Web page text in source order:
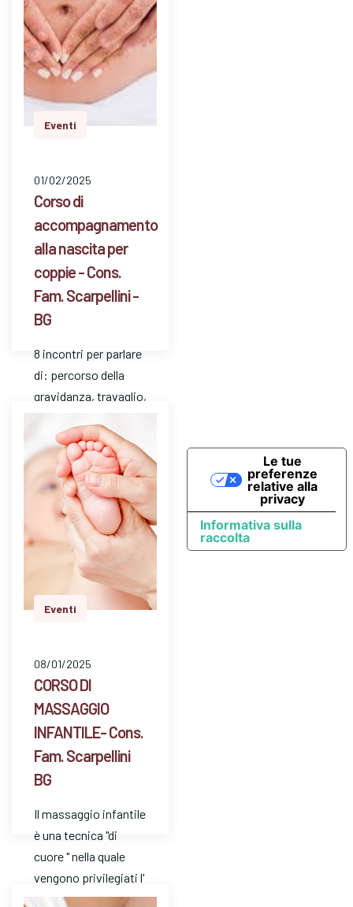
a…
Eventi
01/02/2025
Corso di
accompagnamento
alla nascita per
coppie - Cons.
Fam. Scarpellini -
BG
8 incontri per parlare
di: percorso della
gravidanza, travaglio,
parto, puerperio,
allattamento, vita
dopo la nascita del
bambino/a.
Possibilità…
Eventi
08/01/2025
CORSO DI
MASSAGGIO
INFANTILE- Cons.
Fam. Scarpellini
BG
Il massaggio infantile
è una tecnica "di
cuore " nella quale
vengono privilegiati l'
ascolto e l'
Informativa sulla
raccolta
Le tue
preferenze
relative alla
privacy